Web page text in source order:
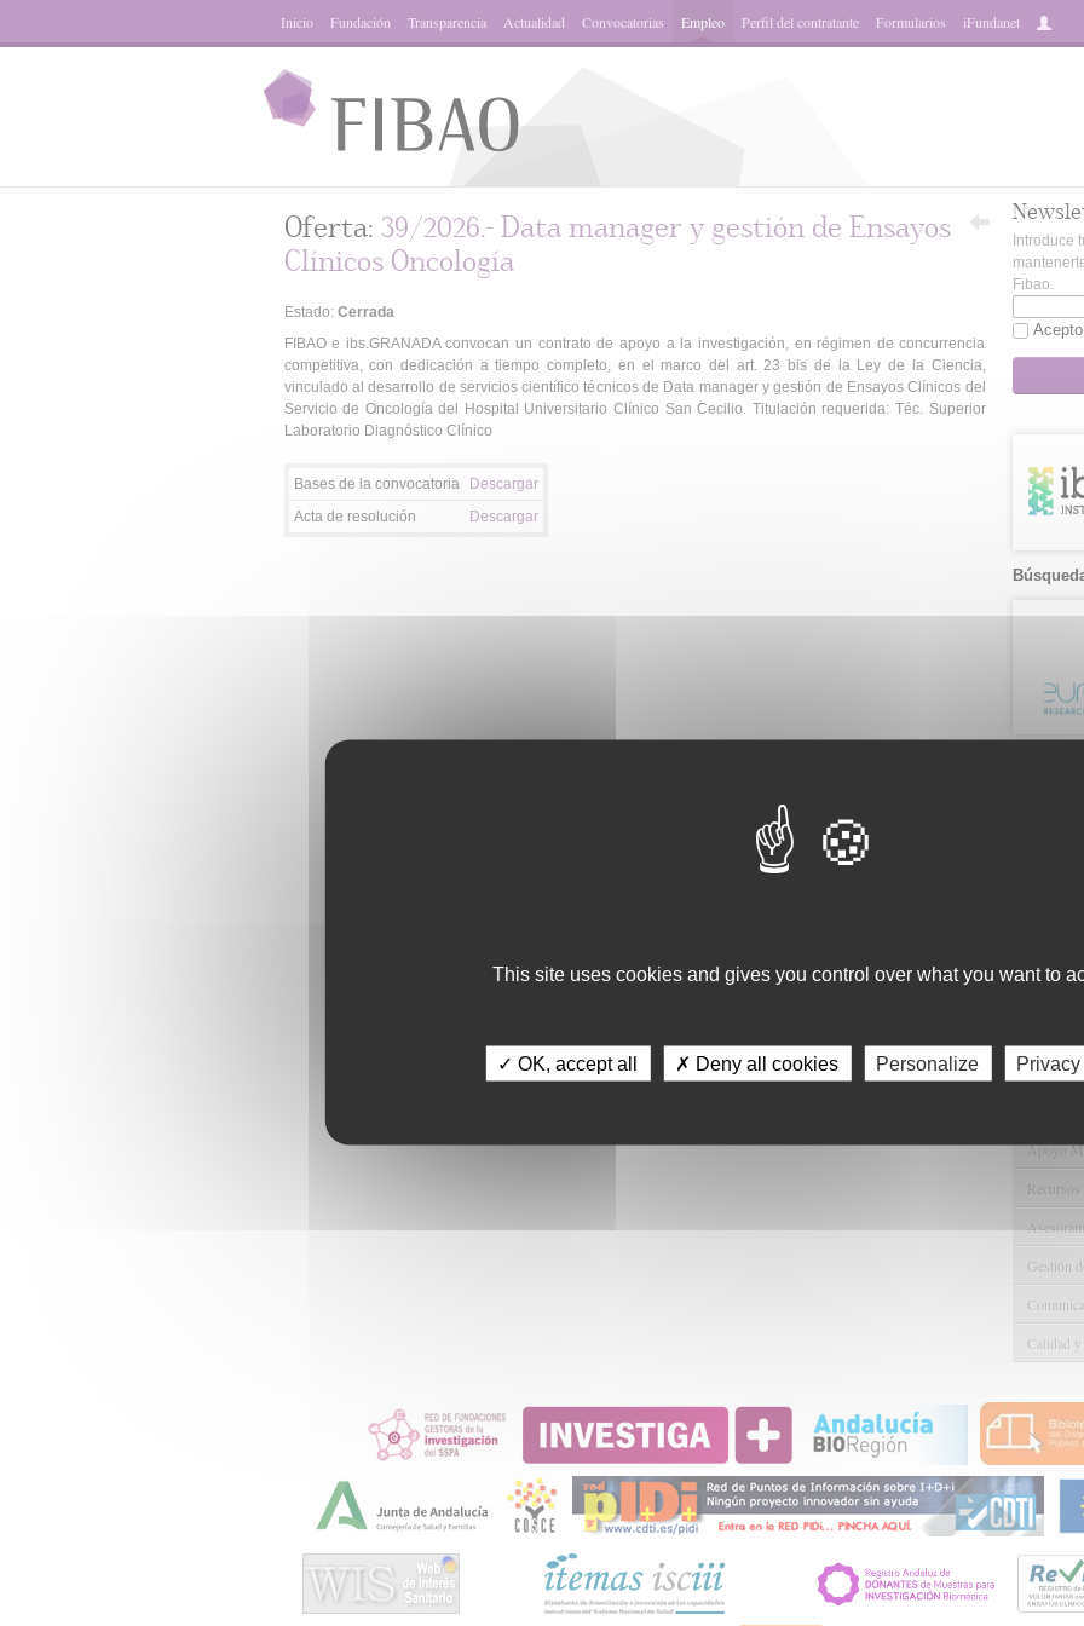
Inicio Fundación Transparencia Actualidad Convocatorias Empleo Perfil del contratante Formularios iFundanet
Oferta: 39/2026.- Data manager y gestión de Ensayos
Clínicos Oncología
Estado: Cerrada
FIBAO e ibs.GRANADA convocan un contrato de apoyo a la investigación, en régimen de concurrencia
competitiva, con dedicación a tiempo completo, en el marco del art. 23 bis de la Ley de la Ciencia,
vinculado al desarrollo de servicios científico técnicos de Data manager y gestión de Ensayos Clínicos del
Servicio de Oncología del Hospital Universitario Clínico San Cecilio. Titulación requerida: Téc. Superior
Laboratorio Diagnóstico Clínico
Bases de la convocatoria
Descargar
Acta de resolución
Descargar
Introduce
Fibao.
Gestión
Gestión
Apoyo
Gestión
Calidad
This site uses cookies and gives you control over what you want to
✓ OK, accept all ✗ Deny all cookies Personalize